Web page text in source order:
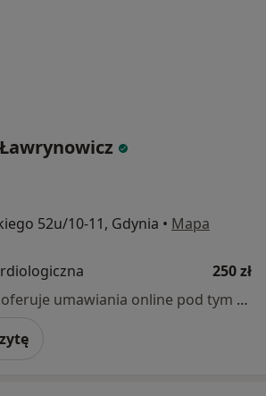
52u/10-11, Gdynia • Mapa
250 zł
Specjalista nie oferuje umawiania online pod tym adresem.